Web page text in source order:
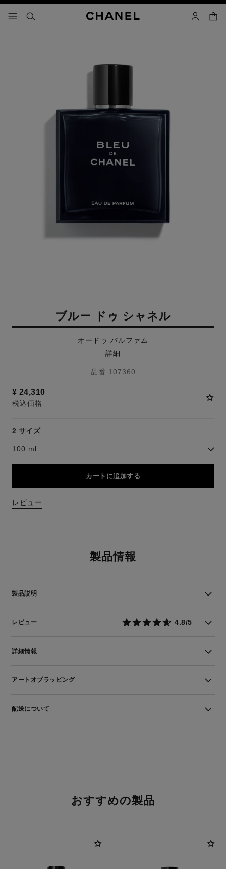
メニュー - メインナビゲーション
- メインナビゲーション
検索 マイアカ
カー
ブルー ドゥ シャネル
オードゥ パルファム
詳細
品番 107360
¥ 24,310
税込価格
2 サイズ
100 ml
カートに追加する
レビュー
製品情報
製品説明
レビュー 4.8/5
詳細情報
アートオブラッピング
配送について
おすすめの製品